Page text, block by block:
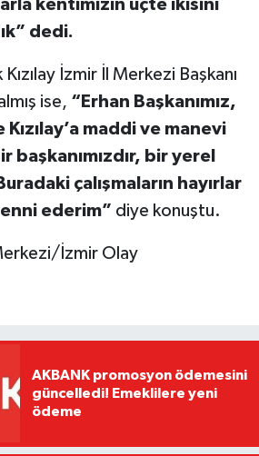
kentimizin üçte ikisini
dedi.
Kızılay İzmir İl Merkezi Başkanı
ise, “Erhan Başkanımız,
maddi ve manevi
başkanımızdır, bir yerel
çalışmaların hayırlar
ederim” diye konuştu.
İzmir Olay
AKBANK promosyon ödemesini
güncelledi! Emeklilere yeni
ödeme